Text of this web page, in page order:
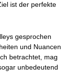
ist der perfekte
gesprochen
und Nuancen
betrachtet, mag
unbedeutend